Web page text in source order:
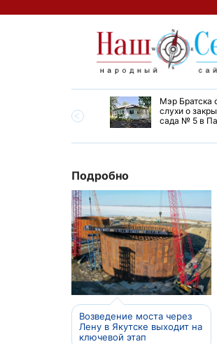
Мэр Братска
слухи о
сада № 5 в
Подробно
Возведение моста через
Лену в Якутске выходит на
ключевой этап